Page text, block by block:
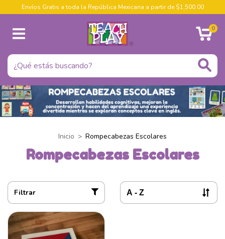
Envíos Gratis a toda la República Mexicana a partir de $1,500.00
0
Inicio > Rompecabezas Escolares
Rompecabezas Escolares
Filtrar